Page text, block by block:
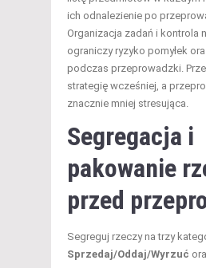
ich odnalezienie po
Organizacja zadań i kontrola
ograniczy ryzyko pomyłek
podczas przeprowadzki.
strategię wcześniej, a
znacznie mniej stresująca.
Segregacja i
pakowanie
przed
Segreguj rzeczy na trzy
Sprzedaj/Oddaj/Wyrzuć